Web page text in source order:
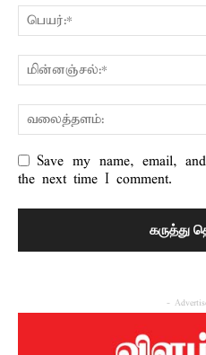
Save my name, email,
the next time I comment.
-